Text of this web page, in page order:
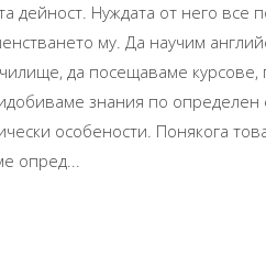
дейност. Нуждата от него все
му. Да научим
да посещаваме
знания по определен
особености. Понякога
опред...